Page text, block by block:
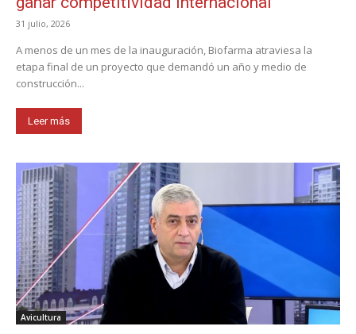
31 julio, 2026
A menos de un mes de la inauguración, Biofarma atraviesa la
etapa final de un proyecto que demandó un año y medio de
construcción...
Leer más
Avicultura